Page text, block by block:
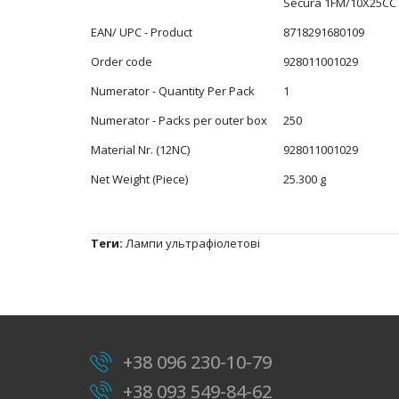
EAN/ UPC - Product
8718291680109
Order code
928011001029
Numerator - Quantity Per Pack
1
Numerator - Packs per outer box
250
Material Nr. (12NC)
928011001029
Net Weight (Piece)
25.300 g
Теги: Лампи ультрафіолетові
+38 096 230-10-79
+38 093 549-84-62